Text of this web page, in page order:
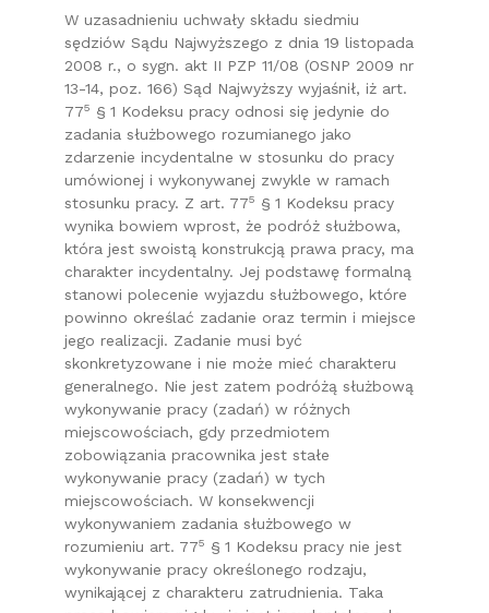
W uzasadnieniu uchwały składu siedmiu
sędziów Sądu Najwyższego z dnia 19 listopada
2008 r., o sygn. akt II PZP 11/08 (OSNP 2009 nr
13-14, poz. 166) Sąd Najwyższy wyjaśnił, iż art.
775 § 1 Kodeksu pracy odnosi się jedynie do
zadania służbowego rozumianego jako
zdarzenie incydentalne w stosunku do pracy
umówionej i wykonywanej zwykle w ramach
stosunku pracy. Z art. 775 § 1 Kodeksu pracy
wynika bowiem wprost, że podróż służbowa,
która jest swoistą konstrukcją prawa pracy, ma
charakter incydentalny. Jej podstawę formalną
stanowi polecenie wyjazdu służbowego, które
powinno określać zadanie oraz termin i miejsce
jego realizacji. Zadanie musi być
skonkretyzowane i nie może mieć charakteru
generalnego. Nie jest zatem podróżą służbową
wykonywanie pracy (zadań) w różnych
miejscowościach, gdy przedmiotem
zobowiązania pracownika jest stałe
wykonywanie pracy (zadań) w tych
miejscowościach. W konsekwencji
wykonywaniem zadania służbowego w
rozumieniu art. 775 § 1 Kodeksu pracy nie jest
wykonywanie pracy określonego rodzaju,
wynikającej z charakteru zatrudnienia. Taka